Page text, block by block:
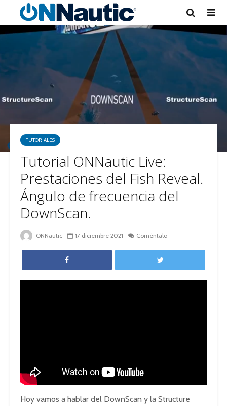
TUTORIALES
Tutorial ONNautic Live:
Prestaciones del Fish Reveal.
Ángulo de frecuencia del
DownScan.
ONNautic 17 diciembre 2021 Coméntalo
Hoy vamos a hablar del DownScan y la Structure